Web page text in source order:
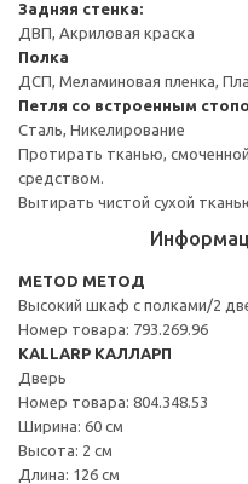
Задняя стенка:
ДВП, Акриловая краска
Полка
ДСП, Меламиновая пленка,
Петля со встроенным
Сталь, Никелирование
Протирать тканью,
средством.
Вытирать чистой сухой
METOD МЕТОД
Высокий шкаф с полками/2
Номер товара: 793.269.96
KALLARP КАЛЛАРП
Дверь
Номер товара: 804.348.53
Ширина: 60 см
Высота: 2 см
Длина: 126 см